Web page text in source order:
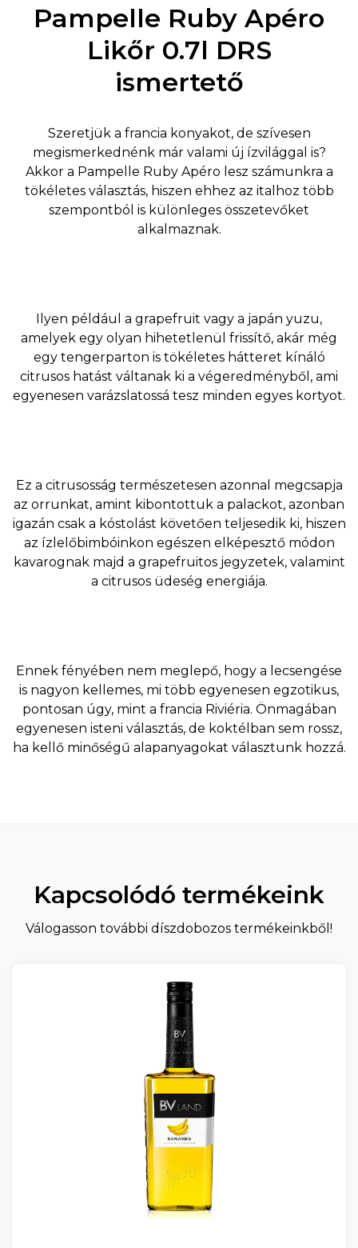
Pampelle Ruby Apéro
Likőr 0.7l DRS
ismertető
Szeretjük a francia konyakot, de szívesen
megismerkednénk már valami új ízvilággal is?
Akkor a Pampelle Ruby Apéro lesz számunkra a
tökéletes választás, hiszen ehhez az italhoz több
szempontból is különleges összetevőket
alkalmaznak.
Ilyen például a grapefruit vagy a japán yuzu,
amelyek egy olyan hihetetlenül frissítő, akár még
egy tengerparton is tökéletes hátteret kínáló
citrusos hatást váltanak ki a végeredményből, ami
egyenesen varázslatossá tesz minden egyes kortyot.
Ez a citrusosság természetesen azonnal megcsapja
az orrunkat, amint kibontottuk a palackot, azonban
igazán csak a kóstolást követően teljesedik ki, hiszen
az ízlelőbimbóinkon egészen elképesztő módon
kavarognak majd a grapefruitos jegyzetek, valamint
a citrusos üdeség energiája.
Ennek fényében nem meglepő, hogy a lecsengése
is nagyon kellemes, mi több egyenesen egzotikus,
pontosan úgy, mint a francia Riviéria. Önmagában
egyenesen isteni választás, de koktélban sem rossz,
ha kellő minőségű alapanyagokat választunk hozzá.
Kapcsolódó termékeink
Válogasson további díszdobozos termékeinkből!